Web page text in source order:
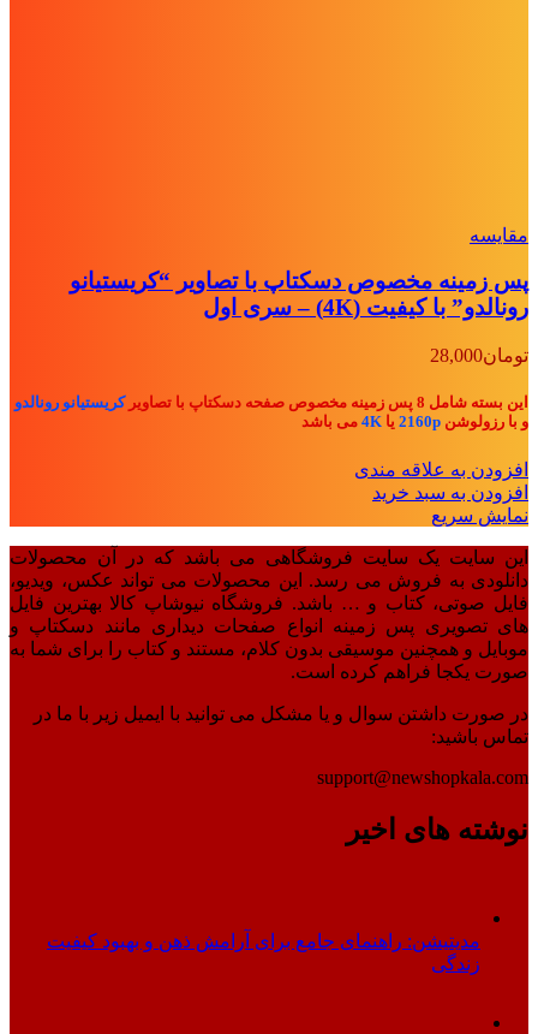
مقايسه
پس زمینه مخصوص دسکتاپ با تصاویر “کریستیانو
رونالدو” با کیفیت (4K) – سری اول
تومان28,000
این بسته شامل 8 پس زمینه مخصوص صفحه دسکتاپ با تصاویر
کریستیانو رونالدو
و با رزولوشن 2160p یا 4K می باشد
افزودن به علاقه مندی
افزودن به سبد خرید
نمایش سریع
این سایت یک سایت فروشگاهی می باشد که در آن محصولات
دانلودی به فروش می رسد. این محصولات می تواند عکس، ویدیو،
فایل صوتی، کتاب و … باشد. فروشگاه نیوشاپ کالا بهترین فایل
های تصویری پس زمینه انواع صفحات دیداری مانند دسکتاپ و
موبایل و همچنین موسیقی بدون کلام، مستند و کتاب را برای شما به
صورت یکجا فراهم کرده است.
در صورت داشتن سوال و یا مشکل می توانید با ایمیل زیر با ما در
تماس باشید:
support@newshopkala.com
نوشته های اخیر
مدیتیشن: راهنمای جامع برای آرامش ذهن و بهبود کیفیت
زندگی